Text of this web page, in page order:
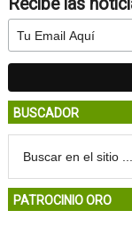
BUSCADOR
PATROCINIO ORO